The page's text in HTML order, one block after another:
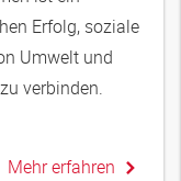
Erfolg, soziale
Umwelt und
verbinden.
Mehr erfahren